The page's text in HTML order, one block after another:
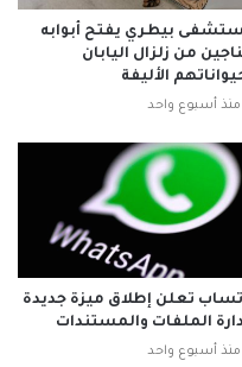
بيطري يفتح أبوابه
من زلزال اليابان
الأليفة
منذ أسبوع واحد
تعلن إطلاق ميزة جديدة
الملفات والمستندات
منذ أسبوع واحد